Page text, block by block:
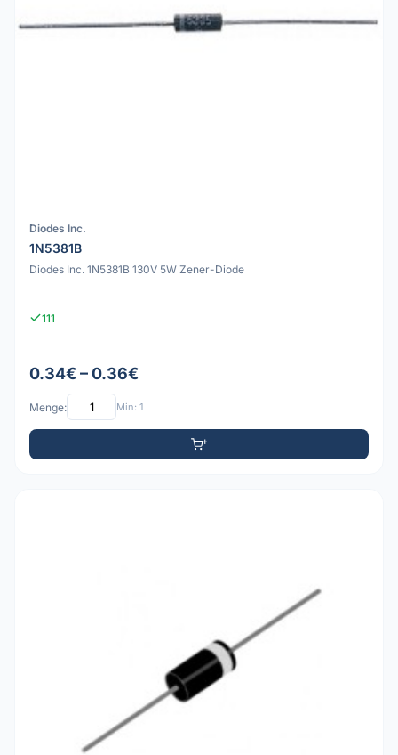
Diodes Inc.
1N5381B
Diodes Inc. 1N5381B 130V 5W Zener-Diode
111
0.34€ – 0.36€
Menge: Min: 1